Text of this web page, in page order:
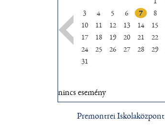
3
4 5 6 7 8
10
11 12 13 14 15
17
18 19 20 21 22
24
25 26 27 28 29
31
nincs esemény
Premontrei Iskolaközpont